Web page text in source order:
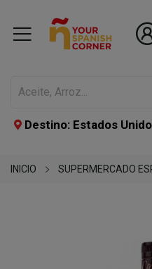
Destino: Estados
INICIO SUPERMERCADO